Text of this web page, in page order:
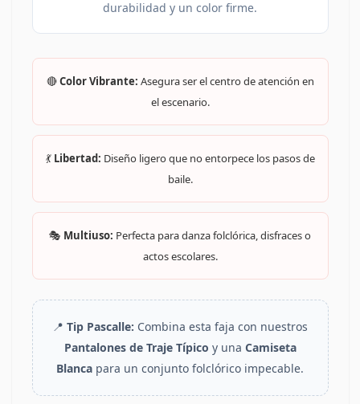
durabilidad y un color firme.
🔴Color Vibrante: Asegura ser el centro de atención en
el escenario.
💃 Libertad: Diseño ligero que no entorpece los pasos de
baile.
🎭 Multiuso: Perfecta para danza folclórica, disfraces o
actos escolares.
📍 Tip Pascalle: Combina esta faja con nuestros
Pantalones de Traje Típico y una Camiseta
Blanca para un conjunto folclórico impecable.